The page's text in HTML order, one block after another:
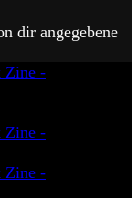
dir angegebene